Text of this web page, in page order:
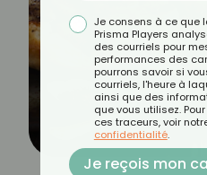
Je consens à ce que
Prisma Players
des courriels pour
performances des
pourrons savoir si
courriels, l'heure à
ainsi que des
que vous utilisez.
ces traceurs, voir
confidentialité.
Je reçois mon